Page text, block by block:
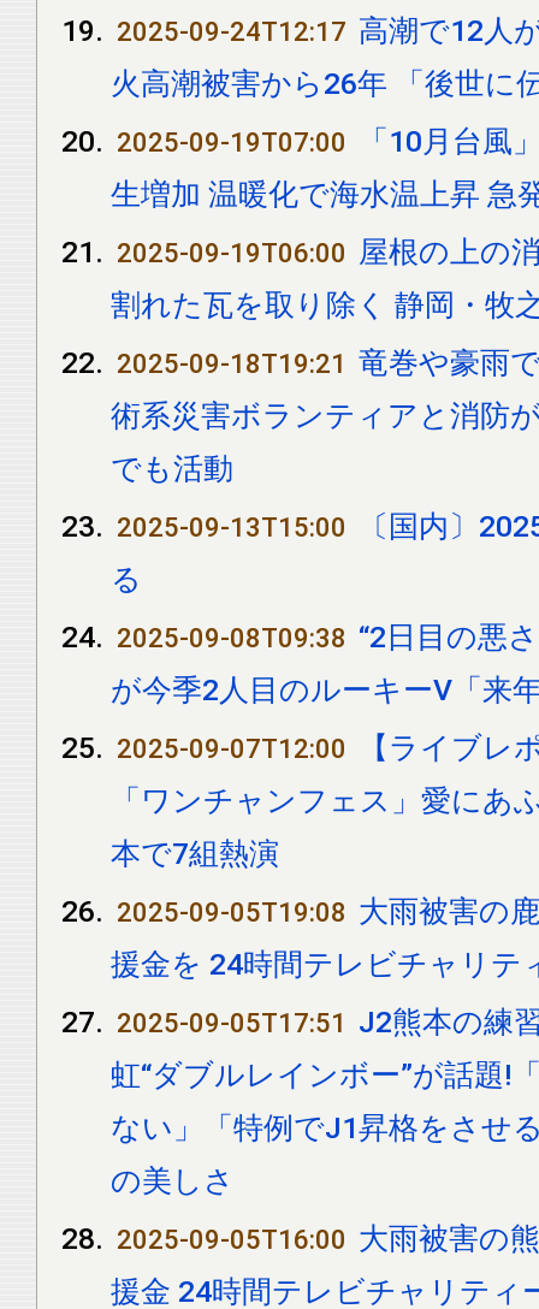
2025-09-24T12:17 高潮で12人
火高潮被害から26年 「後世に
2025-09-19T07:00
「10月台風
生増加 温暖化で海水温上昇 急
2025-09-19T06:00 屋根の上の
割れた瓦を取り除く 静岡・牧
2025-09-18T19:21 竜巻や豪雨
術系災害ボランティアと消防
でも活動
2025-09-13T15:00
〔国内〕
る
2025-09-08T09:38 “2日目の悪
が今季2人目のルーキーV「来
2025-09-07T12:00
【ライブレ
「ワンチャンフェス」愛にあ
本で7組熱演
2025-09-05T19:08 大雨被害の
援金を 24時間テレビチャリテ
2025-09-05T17:51 J2熊本の練
虹“ダブルレインボー”が話題!
ない」「特例でJ1昇格をさせ
の美しさ
2025-09-05T16:00 大雨被害の
援金 24時間テレビチャリティ